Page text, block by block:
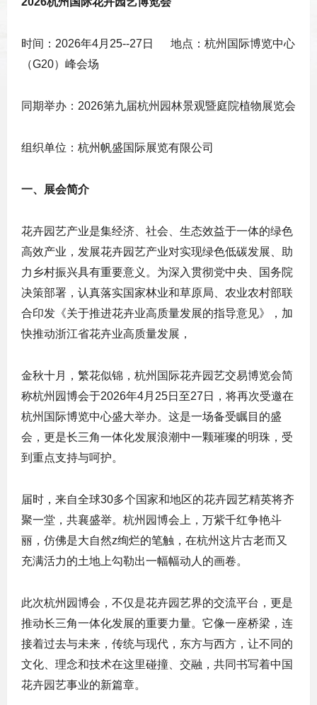
时间：2026年4月25--27日 地点：杭州国际博览中心
（G20）峰会场
同期举办：2026第九届杭州园林景观暨庭院植物展览会
组织单位：杭州帆盛国际展览有限公司
一、展会简介
花卉园艺产业是集经济、社会、生态效益于一体的绿色
高效产业，发展花卉园艺产业对实现绿色低碳发展、助
力乡村振兴具有重要意义。为深入贯彻党中央、国务院
决策部署，认真落实国家林业和草原局、农业农村部联
合印发《关于推进花卉业高质量发展的指导意见》，加
快推动浙江省花卉业高质量发展，
金秋十月，繁花似锦，杭州国际花卉园艺交易博览会简
称杭州园博会于2026年4月25日至27日，将再次受邀在
杭州国际博览中心盛大举办。这是一场备受瞩目的盛
会，更是长三角一体化发展浪潮中一颗璀璨的明珠，受
到重点支持与呵护。
届时，来自全球30多个国家和地区的花卉园艺精英将齐
聚一堂，共襄盛举。杭州园博会上，万紫千红争艳斗
丽，仿佛是大自然z绚烂的笔触，在杭州这片古老而又
充满活力的土地上勾勒出一幅幅动人的画卷。
此次杭州园博会，不仅是花卉园艺界的交流平台，更是
推动长三角一体化发展的重要力量。它像一座桥梁，连
接着过去与未来，传统与现代，东方与西方，让不同的
文化、理念和技术在这里碰撞、交融，共同书写着中国
花卉园艺事业的新篇章。